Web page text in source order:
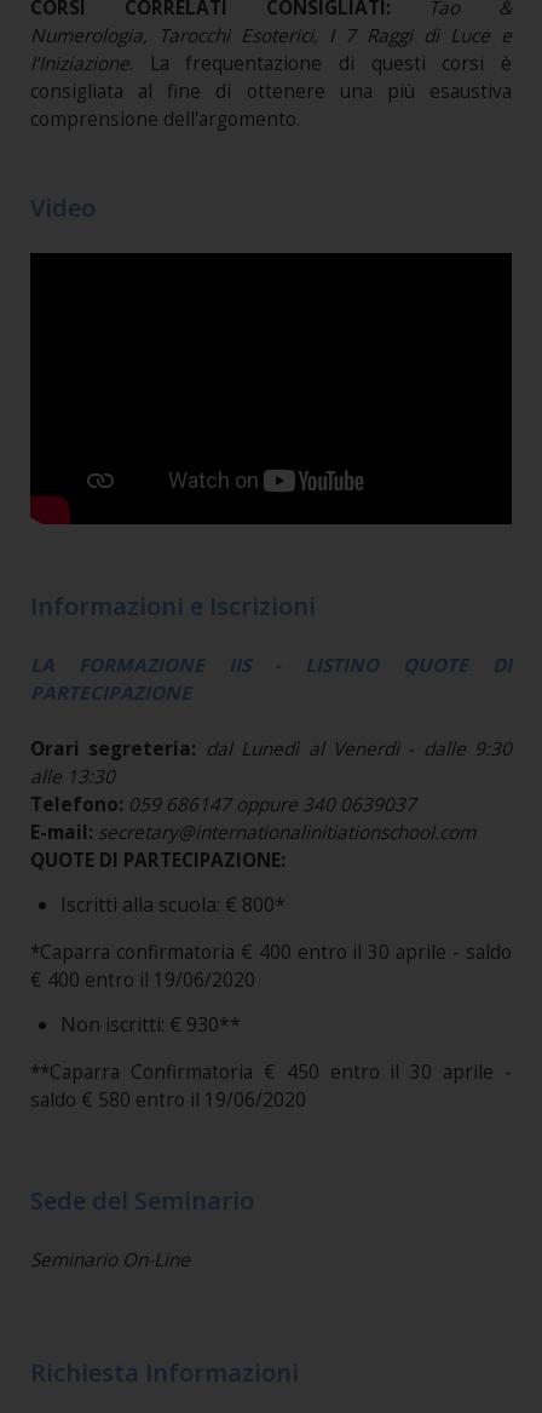
CORSI CORRELATI CONSIGLIATI:
Tao &
Numerologia, Tarocchi Esoterici, I 7 Raggi di Luce e
l’Iniziazione. La frequentazione di questi corsi è
consigliata al fine di ottenere una più esaustiva
comprensione dell'argomento.
Video
Informazioni e Iscrizioni
LA FORMAZIONE IIS - LISTINO QUOTE DI
PARTECIPAZIONE
Orari segreteria: dal Lunedì al Venerdì - dalle 9:30
alle 13:30
Telefono: 059 686147 oppure 340 0639037
E-mail: secretary@internationalinitiationschool.com
QUOTE DI PARTECIPAZIONE:
Iscritti alla scuola: € 800*
*Caparra confirmatoria € 400 entro il 30 aprile - saldo
€ 400 entro il 19/06/2020
Non iscritti: € 930**
**Caparra Confirmatoria € 450 entro il 30 aprile -
saldo € 580 entro il 19/06/2020
Sede del Seminario
Seminario On-Line
Richiesta Informazioni